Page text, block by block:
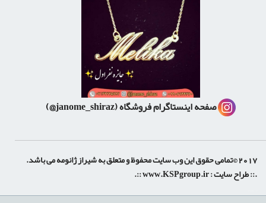
صفحه اینستاگرام فروشگاه(janome_shiraz@)
2017 ©تمامی حقوق این وب سایت محفوظ و متعلق به شیراز ژانومه می باشد.
.:: طراح سایت :www.KSPgroup.ir
::.